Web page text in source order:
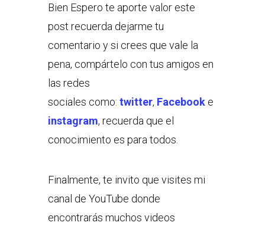
Bien Espero te aporte valor este
post recuerda dejarme tu
comentario y si crees que vale la
pena, compártelo con tus amigos en
las redes
sociales como: twitter, Facebook e
instagram, recuerda que el
conocimiento es para todos.
Finalmente, te invito que visites mi
canal de YouTube donde
encontrarás muchos videos